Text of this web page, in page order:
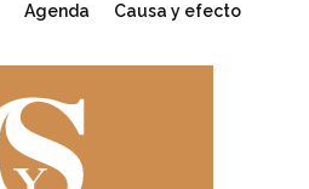
Agenda Causa y efecto